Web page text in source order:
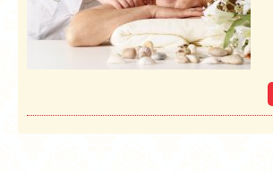
Doppelzimmer
Standard
DZS 2
Einzelzimmer
EZ 1
Lux
DLX 2